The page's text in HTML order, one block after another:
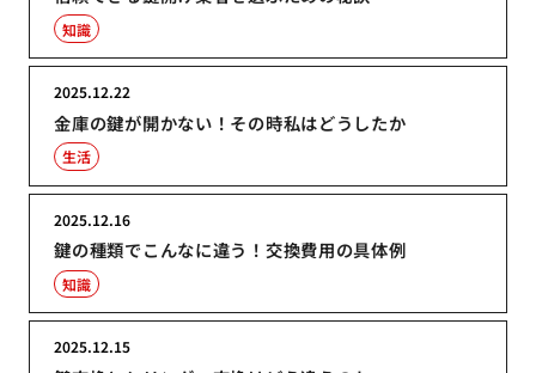
知識
金庫の鍵が開かない！その時私はどうしたか
2025.12.22
生活
鍵の種類でこんなに違う！交換費用の具体例
2025.12.16
知識
2025.12.15